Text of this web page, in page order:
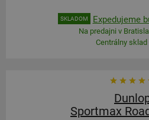
SKLADOM Expedujeme
Na predajni v
Centrálny sklad
Sportmax